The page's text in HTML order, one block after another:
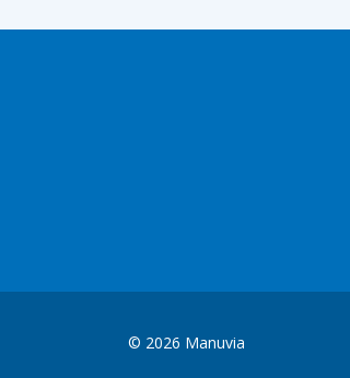
© 2026 Manuvia